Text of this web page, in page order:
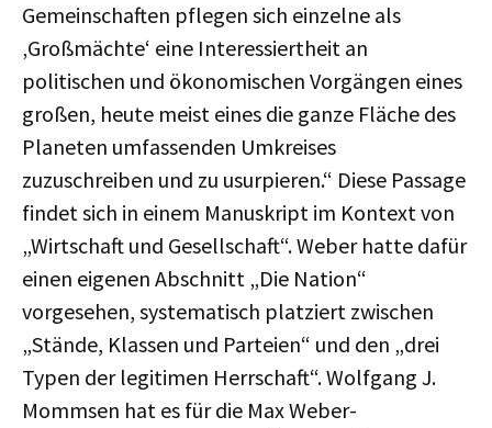
Gemeinschaften pflegen sich einzelne als
‚Großmächte‘ eine Interessiertheit an
politischen und ökonomischen Vorgängen eines
großen, heute meist eines die ganze Fläche des
Planeten umfassenden Umkreises
zuzuschreiben und zu usurpieren.“ Diese Passage
findet sich in einem Manuskript im Kontext von
„Wirtschaft und Gesellschaft“. Weber hatte dafür
einen eigenen Abschnitt „Die Nation“
vorgesehen, systematisch platziert zwischen
„Stände, Klassen und Parteien“ und den „drei
Typen der legitimen Herrschaft“. Wolfgang J.
Mommsen hat es für die Max Weber-